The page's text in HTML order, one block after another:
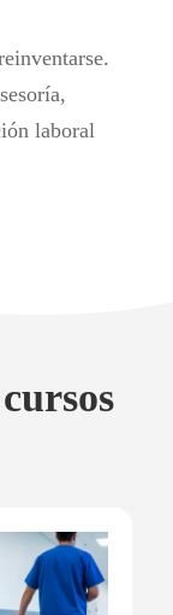
laboral
cursos